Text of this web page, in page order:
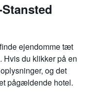
ejendomme tæt
Hvis du klikker på en
og det
pågældende hotel.